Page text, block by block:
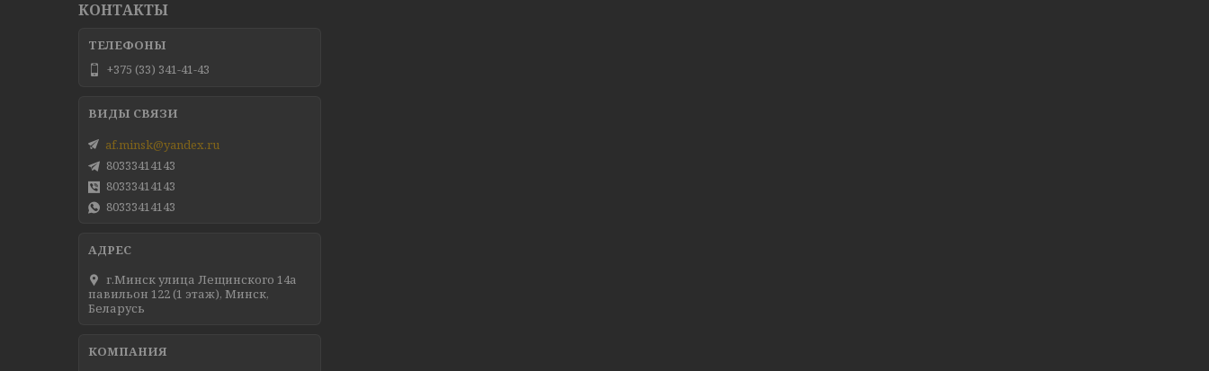
КОНТАКТЫ
+375 (33) 341-41-43
af.minsk@yandex.ru
80333414143
80333414143
80333414143
г.Минск улица Лещинского 14а
павильон 122 (1 этаж), Минск,
Беларусь